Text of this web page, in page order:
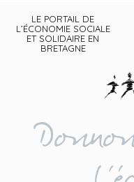
LE PORTAIL DE
L’ÉCONOMIE SOCIALE
ET SOLIDAIRE EN
BRETAGNE